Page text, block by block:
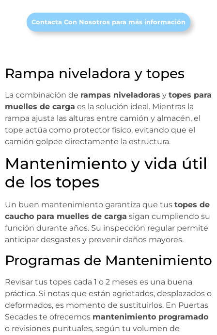
Contacta Con Nosotros para más información
Rampa niveladora y topes
La combinación de rampas niveladoras y topes para
muelles de carga es la solución ideal. Mientras la
rampa ajusta las alturas entre camión y almacén, el
tope actúa como protector físico, evitando que el
camión golpee directamente la estructura.
Mantenimiento y vida útil
de los topes
Un buen mantenimiento garantiza que tus topes de
caucho para muelles de carga sigan cumpliendo su
función durante años. Su inspección regular permite
anticipar desgastes y prevenir daños mayores.
Programas de Mantenimiento
Revisar tus topes cada 1 o 2 meses es una buena
práctica. Si notas que están agrietados, desplazados o
deformados, es momento de sustituirlos. En Puertas
Secades te ofrecemos mantenimiento programado
o revisiones puntuales, según tu volumen de